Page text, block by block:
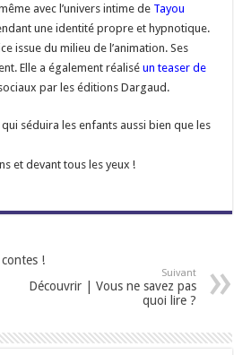
avec l’univers intime de Tayou
une identité propre et hypnotique.
issue du milieu de l’animation. Ses
Elle a également réaliséun teaser de
par les éditions Dargaud.
séduira les enfants aussi bien que les
et devant tous les yeux !
!
Suivant
Découvrir | Vous ne savez pas
quoi lire ?